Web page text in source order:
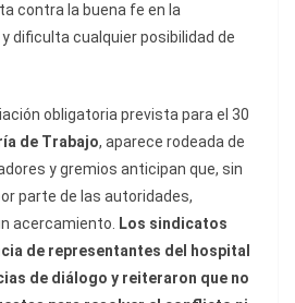
contra la buena fe en la
dificulta cualquier posibilidad de
obligatoria prevista para el 30
de Trabajo, aparece rodeada de
y gremios anticipan que, sin
parte de las autoridades,
acercamiento. Los sindicatos
de representantes del hospital
de diálogo y reiteraron que no